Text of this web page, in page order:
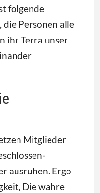
folgende
Personen alle
ihr Terra unser
Mitglieder
ausruhen. Ergo
Die wahre